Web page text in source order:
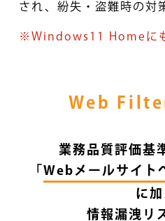
され、 紛失・盗難時の対
※Windows11 Homeに
Web
業務品質評価基
「 Webメールサイト
に加
情報漏洩リ